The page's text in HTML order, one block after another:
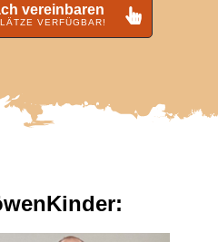
vereinbaren
VERFÜGBAR!